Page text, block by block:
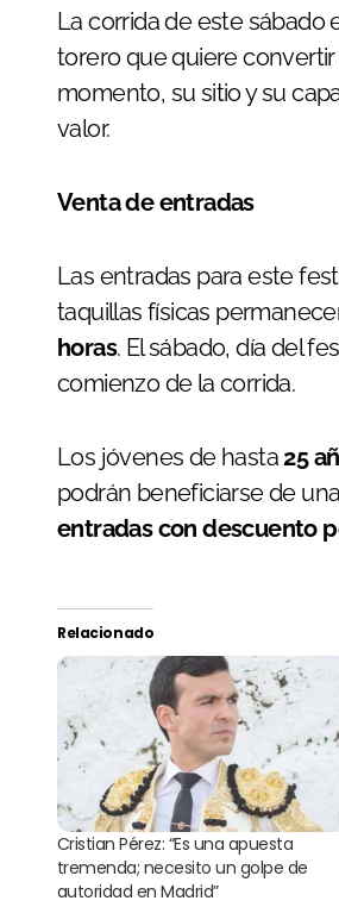
La corrida de este sábado
torero que quiere
momento, su sitio y su
valor.
Venta de entradas
Las entradas para este
taquillas físicas
horas. El sábado, día del
comienzo de la corrida.
Los jóvenes de hasta25
podrán beneficiarse de
entradas con descuento
Relacionado
Cristian Pérez: “Es una apuesta
tremenda; necesito un golpe de
autoridad en Madrid”